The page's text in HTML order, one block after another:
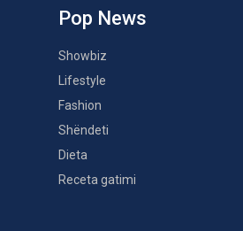
Pop News
Showbiz
Lifestyle
Fashion
Shëndeti
Dieta
Receta gatimi